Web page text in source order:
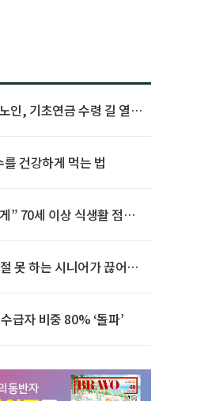
인, 기초연금 수령 길 열린
건강하게 먹는 법
” 70세 이상 식생활 점수
못 하는 시니어가 끊어야
급자 비중 80% ‘돌파’